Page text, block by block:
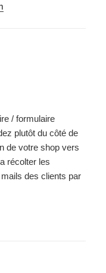
/ formulaire
plutôt du côté de
de votre shop vers
récolter les
des clients par